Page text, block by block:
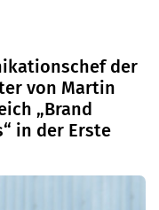
der
von Martin
„Brand
in der Erste